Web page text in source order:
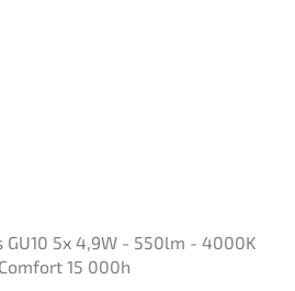
GU10 5x 4,9W - 550lm - 4000K
15 000h